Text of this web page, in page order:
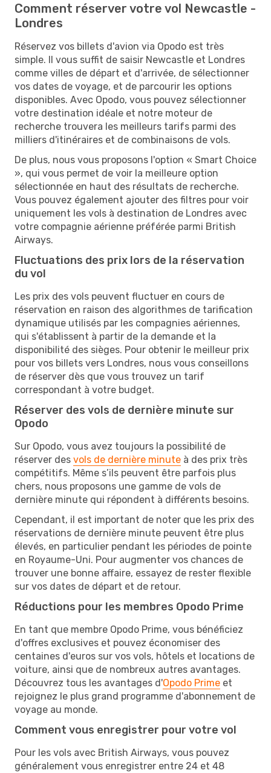
Comment réserver votre vol Newcastle -
Londres
Réservez vos billets d'avion via Opodo est très
simple. Il vous suffit de saisir Newcastle et Londres
comme villes de départ et d'arrivée, de sélectionner
vos dates de voyage, et de parcourir les options
disponibles. Avec Opodo, vous pouvez sélectionner
votre destination idéale et notre moteur de
recherche trouvera les meilleurs tarifs parmi des
milliers d'itinéraires et de combinaisons de vols.
De plus, nous vous proposons l'option « Smart Choice
», qui vous permet de voir la meilleure option
sélectionnée en haut des résultats de recherche.
Vous pouvez également ajouter des filtres pour voir
uniquement les vols à destination de Londres avec
votre compagnie aérienne préférée parmi British
Airways.
Fluctuations des prix lors de la réservation
du vol
Les prix des vols peuvent fluctuer en cours de
réservation en raison des algorithmes de tarification
dynamique utilisés par les compagnies aériennes,
qui s'établissent à partir de la demande et la
disponibilité des sièges. Pour obtenir le meilleur prix
pour vos billets vers Londres, nous vous conseillons
de réserver dès que vous trouvez un tarif
correspondant à votre budget.
Réserver des vols de dernière minute sur
Opodo
Sur Opodo, vous avez toujours la possibilité de
réserver des vols de dernière minute à des prix très
compétitifs. Même s’ils peuvent être parfois plus
chers, nous proposons une gamme de vols de
dernière minute qui répondent à différents besoins.
Cependant, il est important de noter que les prix des
réservations de dernière minute peuvent être plus
élevés, en particulier pendant les périodes de pointe
en Royaume-Uni. Pour augmenter vos chances de
trouver une bonne affaire, essayez de rester flexible
sur vos dates de départ et de retour.
Réductions pour les membres Opodo Prime
En tant que membre Opodo Prime, vous bénéficiez
d'offres exclusives et pouvez économiser des
centaines d'euros sur vos vols, hôtels et locations de
voiture, ainsi que de nombreux autres avantages.
Découvrez tous les avantages d'Opodo Prime et
rejoignez le plus grand programme d'abonnement de
voyage au monde.
Comment vous enregistrer pour votre vol
Pour les vols avec British Airways, vous pouvez
généralement vous enregistrer entre 24 et 48